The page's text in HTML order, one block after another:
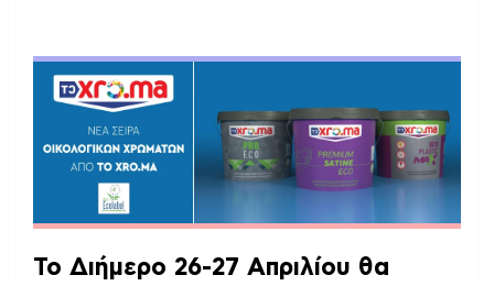
Το Διήμερο 26-27 Απριλίου θα